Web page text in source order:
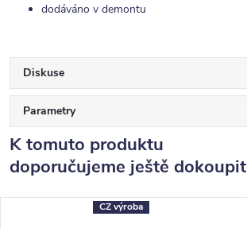
dodáváno v demontu
Diskuse
Parametry
K tomuto produktu
doporučujeme ještě dokoupit
CZ výroba